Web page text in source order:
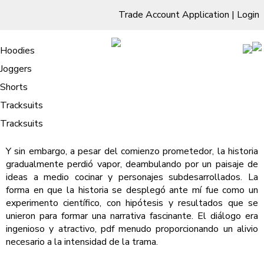
Trade Account Application | Login
Living Room
Sofas & Chairs
Cornar Sofas
Sofas
TV Units & Stands
Bedroom
Chest of Drawers
3 Drawer Chest
4 Drawer Chest
5 Drawer Chest
6 Drawer Chest
Dressing Tables Stools
Dressing Tables
Dressing Stools
Wholesale Mattresses
Mirrors
Free Standing Mirrors
Dining Room
Clothing
Hoodies
Joggers
Shorts
Tracksuits
Tracksuits
Los malditos – eBooks [EPUB]
Home/Los malditos – eBooks [EPUB]
Los malditos : Leila Guerriero
Y sin embargo, a pesar del comienzo prometedor, la historia
gradualmente perdió vapor, deambulando por un paisaje de
ideas a medio cocinar y personajes subdesarrollados. La
forma en que la historia se desplegó ante mí fue como un
experimento científico, con hipótesis y resultados que se
unieron para formar una narrativa fascinante. El diálogo era
ingenioso y atractivo, pdf menudo proporcionando un alivio
necesario a la intensidad de la trama.